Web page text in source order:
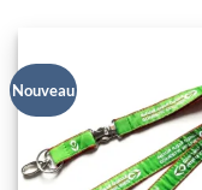
Nouveau